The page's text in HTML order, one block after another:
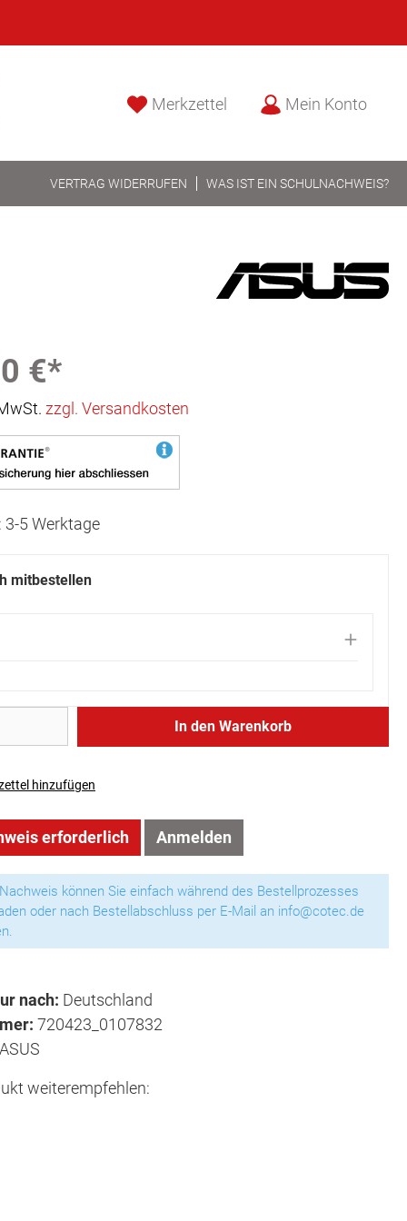
Merkzettel Mein Konto
VERTRAG WIDERRUFEN WAS IST EIN SCHULNACHWEIS?
€*
zzgl. Versandkosten
3-5 Werktage
mitbestellen
In den Warenkorb
hinzufügen
erforderlich Anmelden
können Sie einfach während des Bestellprozesses
oder nach Bestellabschluss per E-Mail an info@cotec.de
nach: Deutschland
720423_0107832
ASUS
weiterempfehlen: